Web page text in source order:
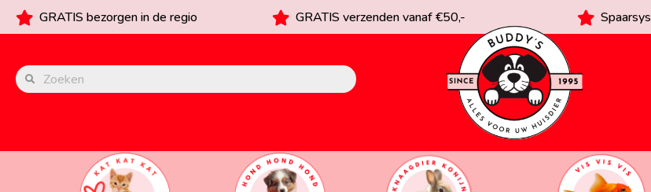
GRATIS bezorgen in de regio GRATIS verzenden vanaf €50,-